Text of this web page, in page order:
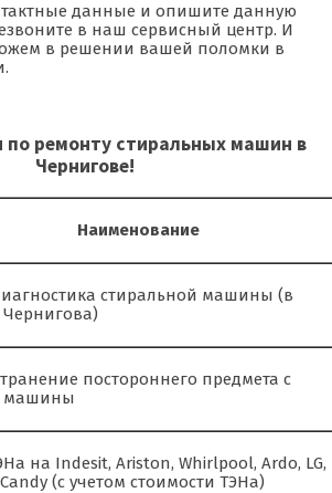
данные и опишите данную
в наш сервисный центр. И
в решении вашей поломки в
по ремонту стиральных машин в
Чернигове!
Наименование
стиральной машины (в
постороннего предмета с
машины
на Indesit, Ariston, Whirlpool, Ardo, LG,
(с учетом стоимости ТЭНа)